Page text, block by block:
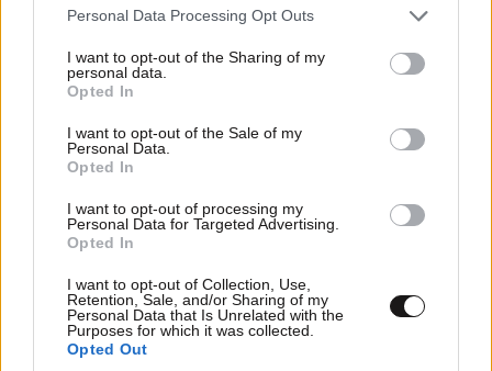
Please note that this website/app uses one or more Google
not limited to your visit or usage behaviour. You may click to
grant or deny consent to Google and its third-party tags to
use your data for below specified purposes in below Google
consent section.
Personal Data Processing Opt Outs
I want to opt-out of the Sharing of my
personal data.
Opted In
I want to opt-out of the Sale of my
Personal Data.
Opted In
I want to opt-out of processing my
Personal Data for Targeted Advertising.
Opted In
I want to opt-out of Collection, Use,
Retention, Sale, and/or Sharing of my
Personal Data that Is Unrelated with the
Purposes for which it was collected.
Opted Out
Αλβανός θα ήταν.
Απαντήστε
Στέφανος Χατζηθεοδώρου 25·05·2024 20:49
Αλβανός θα ήταν.
Απαντήστε